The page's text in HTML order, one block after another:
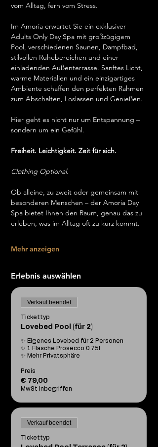
vom Alltag, fern vom Stress.
Im Amoria erwartet Sie ein exklusiver
Adults Only Day Spa mit großzügigem
Pool, verschiedenen Saunen, Dampfbad,
stilvollen Ruhebereichen und einer
einladenden Außenterrasse. Sanftes Licht,
warme Materialien und ein einzigartiges
Ambiente schaffen den perfekten Rahmen
zum Abschalten, Loslassen und Genießen.
Hier geht es nicht nur um Entspannung –
sondern um ein Gefühl.
Freiheit. Leichtigkeit. Zeit für sich.
Clothing Optional.
Ob alleine, zu zweit oder gemeinsam mit
besonderen Menschen – der Amoria Day
Spa bietet Ihnen den Raum, genau das zu
erleben, was im Alltag oft zu kurz kommt.
Mehr anzeigen
Erlebnis auswählen
Verkauf beendet
Tickettyp
Lovebed Pool (für 2)
✨ Eigenes Lovebed für 2 Personen
✨ 1 Flasche Prosecco 0.75l
✨ Mehr Privatsphäre
Preis
€ 79,00
MwSt inbegriffen
Verkauf beendet
Tickettyp